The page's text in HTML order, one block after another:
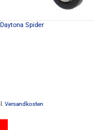
Spider
Versandkosten